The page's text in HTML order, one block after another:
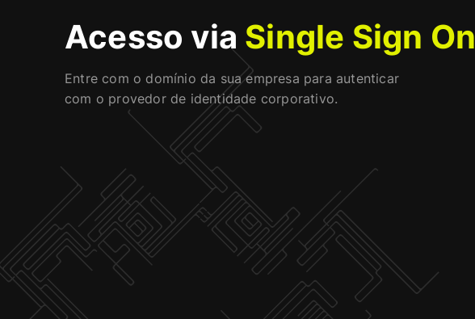
Acesso via Single Sign On
Entre com o domínio da sua empresa para autenticar
com o provedor de identidade corporativo.